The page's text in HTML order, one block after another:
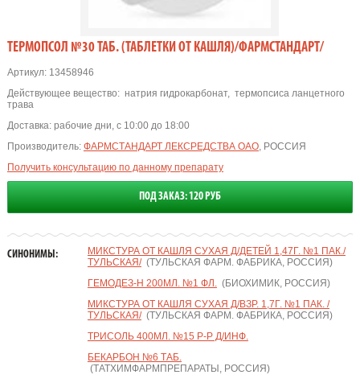
ТЕРМОПСОЛ №30 ТАБ. (ТАБЛЕТКИ ОТ КАШЛЯ)/ФАРМСТАНДАРТ/
Артикул:13458946
Действующее вещество: натрия гидрокарбонат, термопсиса ланцетного
трава
Доставка: рабочие дни, с 10:00 до 18:00
Производитель: ФАРМСТАНДАРТ ЛЕКСРЕДСТВА ОАО, РОССИЯ
Получить консультацию по данному препарату
ПОД ЗАКАЗ: 120 РУБ
СИНОНИМЫ:
МИКСТУРА ОТ КАШЛЯ СУХАЯ Д/ДЕТЕЙ 1,47Г. №1 ПАК./
ТУЛЬСКАЯ/(ТУЛЬСКАЯ ФАРМ. ФАБРИКА, РОССИЯ)
ГЕМОДЕЗ-Н 200МЛ. №1 ФЛ.(БИОХИМИК, РОССИЯ)
МИКСТУРА ОТ КАШЛЯ СУХАЯ Д/ВЗР. 1,7Г. №1 ПАК. /
ТУЛЬСКАЯ/(ТУЛЬСКАЯ ФАРМ. ФАБРИКА, РОССИЯ)
ТРИСОЛЬ 400МЛ. №15 Р-Р Д/ИНФ.
БЕКАРБОН №6 ТАБ.
(ТАТХИМФАРМПРЕПАРАТЫ, РОССИЯ)